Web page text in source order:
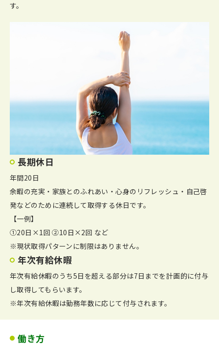
す。
長期休日
年間20日
余暇の充実・家族とのふれあい・心身のリフレッシュ・自己啓
発などのために連続して取得する休日です。
【一例】
①20日×1回 ②10日×2回 など
※現状取得パターンに制限はありません。
年次有給休暇
年次有給休暇のうち5日を超える部分は7日までを計画的に付与
し取得してもらいます。
※年次有給休暇は勤務年数に応じて付与されます。
働き方